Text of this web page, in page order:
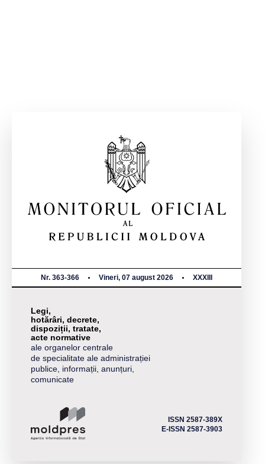
Nr. 363-366 Vineri, 07 august 2026 XXXIII
Legi,
hotărâri, decrete,
dispoziții, tratate,
acte normative
ale organelor centrale
de specialitate ale administrației
publice, informații, anunțuri,
comunicate
ISSN 2587-389X
E-ISSN 2587-3903